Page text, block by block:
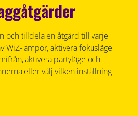
och tilldela en åtgärd till varje
WiZ-lampor, aktivera fokusläge
aktivera partyläge och
eller välj vilken inställning